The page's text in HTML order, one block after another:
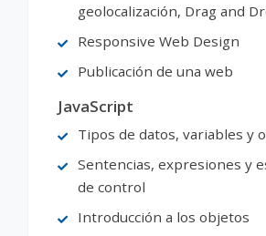
geolocalización, Drag and
Responsive Web Design
Publicación de una web
JavaScript
Tipos de datos, variables y
Sentencias, expresiones y
de control
Introducción a los objetos